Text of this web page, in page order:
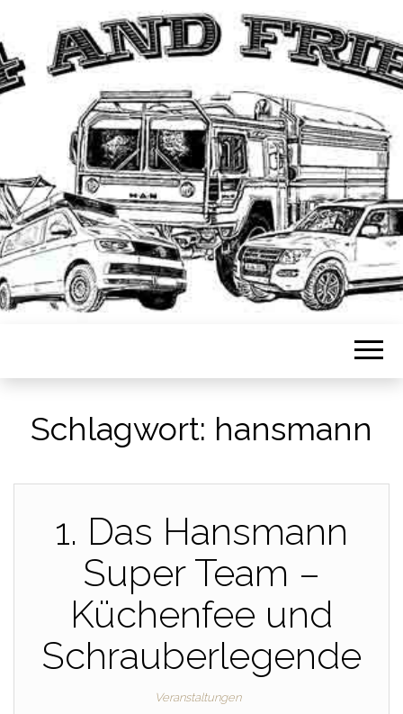
Schlagwort: hansmann
1. Das Hansmann
Super Team –
Küchenfee und
Schrauberlegende
Veranstaltungen